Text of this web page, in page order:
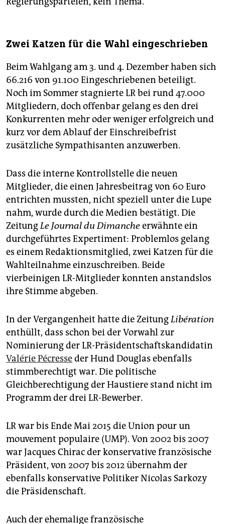
Zwei Katzen für die Wahl eingeschrieben
Beim Wahlgang am 3. und 4. Dezember haben sich
66.216 von 91.100 Eingeschriebenen beteiligt.
Noch im Sommer stagnierte LR bei rund 47.000
Mitgliedern, doch offenbar gelang es den drei
Konkurrenten mehr oder weniger erfolgreich und
kurz vor dem Ablauf der Einschreibefrist
zusätzliche Sympathisanten anzuwerben.
Dass die interne Kontrollstelle die neuen
Mitglieder, die einen Jahresbeitrag von 60 Euro
entrichten mussten, nicht speziell unter die Lupe
nahm, wurde durch die Medien bestätigt. Die
ZeitungLe Journal du Dimancheerwähnte ein
durchgeführtes Expertiment: Problemlos gelang
es einem Redaktionsmitglied, zwei Katzen für die
Wahlteilnahme einzuschreiben. Beide
vierbeinigen LR-Mitglieder konnten anstandslos
ihre Stimme abgeben.
In der Vergangenheit hatte die ZeitungLibération
enthüllt, dass schon bei der Vorwahl zur
Nominierung der LR-Präsidentschaftskandidatin
Valérie Pécresseder Hund Douglas ebenfalls
stimmberechtigt war. Die politische
Gleichberechtigung der Haustiere stand nicht im
Programm der drei LR-Bewerber.
LR war bis Ende Mai 2015 die Union pour un
mouvement populaire (UMP). Von 2002 bis 2007
war Jacques Chirac der konservative französische
Präsident, von 2007 bis 2012 übernahm der
ebenfalls konservative Politiker Nicolas Sarkozy
die Präsidenschaft.
Auch der ehemalige französische